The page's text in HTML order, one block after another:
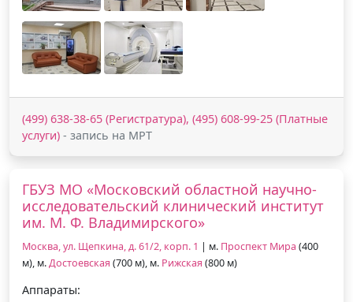
(499) 638-38-65 (Регистратура), (495) 608-99-25 (Платные
услуги) - запись на МРТ
ГБУЗ МО «Московский областной научно-
исследовательский клинический институт
им. М. Ф. Владимирского»
Москва, ул. Щепкина, д. 61/2, корп. 1 | м. Проспект Мира (400
м), м.Достоевская (700 м), м. Рижская (800 м)
Аппараты: